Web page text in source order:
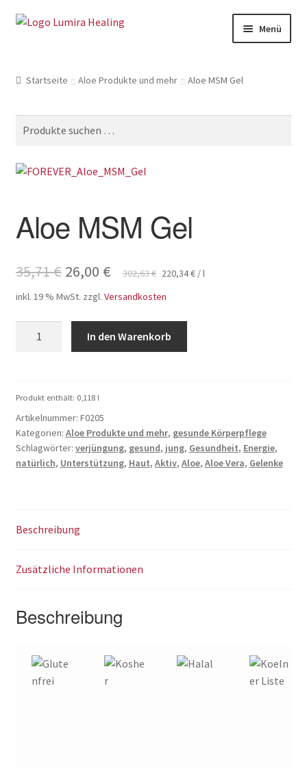
Zur
Zum
Menü
Weitere Infos
Startseite Aloe Produkte und mehr Aloe MSM Gel
Aloe MSM Gel
35,71€ Ursprünglicher
Preis
war:
35,71 €
26,00 €Aktueller
Preis
ist:
26,00 €.
302,63€ 220,34€/l
inkl. 19 % MwSt. zzgl. Versandkosten
In den Warenkorb
Produkt enthält: 0,118 l
Artikelnummer: F0205
Kategorien: Aloe Produkte und mehr, gesunde Körperpflege
Schlagwörter: verjüngung, gesund, jung, Gesundheit, Energie,
natürlich, Unterstützung, Haut, Aktiv, Aloe, Aloe Vera, Gelenke
Beschreibung
Zusätzliche Informationen
Beschreibung